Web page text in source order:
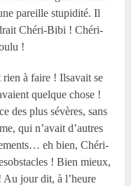
pareille stupidité. Il
Chéri-Bibi ! Chéri-
!
à faire ! Ilsavait se
quelque chose !
des plus sévères, sans
qui n’avait d’autres
eh bien, Chéri-
! Bien mieux,
Au jour dit, à l’heure